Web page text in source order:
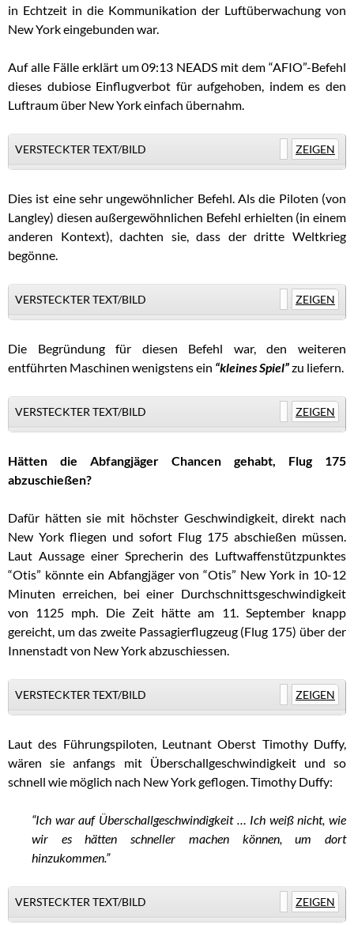
in Echtzeit in die Kommunikation der Luftüberwachung von
New York eingebunden war.
Auf alle Fälle erklärt um 09:13 NEADS mit dem “AFIO”-Befehl
dieses dubiose Einflugverbot für aufgehoben, indem es den
Luftraum über New York einfach übernahm.
VERSTECKTER TEXT/BILD ZEIGEN
Dies ist eine sehr ungewöhnlicher Befehl. Als die Piloten (von
Langley) diesen außergewöhnlichen Befehl erhielten (in einem
anderen Kontext), dachten sie, dass der dritte Weltkrieg
begönne.
VERSTECKTER TEXT/BILD ZEIGEN
Die Begründung für diesen Befehl war, den weiteren
entführten Maschinen wenigstens ein “kleines Spiel”zu liefern.
VERSTECKTER TEXT/BILD ZEIGEN
Hätten die Abfangjäger Chancen gehabt, Flug 175
abzuschießen?
Dafür hätten sie mit höchster Geschwindigkeit, direkt nach
New York fliegen und sofort Flug 175 abschießen müssen.
Laut Aussage einer Sprecherin des Luftwaffenstützpunktes
“Otis” könnte ein Abfangjäger von “Otis” New York in 10-12
Minuten erreichen, bei einer Durchschnittsgeschwindigkeit
von 1125 mph. Die Zeit hätte am 11. September knapp
gereicht, um das zweite Passagierflugzeug (Flug 175) über der
Innenstadt von New York abzuschiessen.
VERSTECKTER TEXT/BILD ZEIGEN
Laut des Führungspiloten, Leutnant Oberst Timothy Duffy,
wären sie anfangs mit Überschallgeschwindigkeit und so
schnell wie möglich nach New York geflogen. Timothy Duffy:
“Ich war auf Überschallgeschwindigkeit … Ich weiß nicht, wie
wir es hätten schneller machen können, um dort
hinzukommen.”
VERSTECKTER TEXT/BILD ZEIGEN